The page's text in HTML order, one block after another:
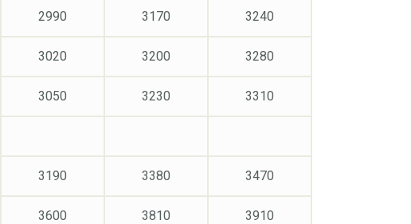
2990
3020
3050
3190
3600
3170
3200
3230
3380
3810
3240
3280
3310
3470
3910